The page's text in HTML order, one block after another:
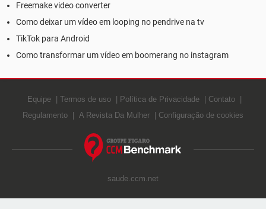
Freemake video converter
Como deixar um vídeo em looping no pendrive na tv
TikTok para Android
Como transformar um vídeo em boomerang no instagram
Equipe Termos de uso Política de Privacidade
Contato
Regulamento
A Revista Da Mulher Configuração de cookies
saude.ccm.net